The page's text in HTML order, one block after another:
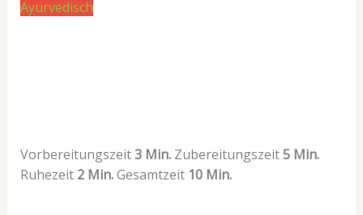
Ayurvedisch
Vorbereitungszeit3 Min. Zubereitungszeit5 Min.
Ruhezeit 2 Min.Gesamtzeit 10 Min.